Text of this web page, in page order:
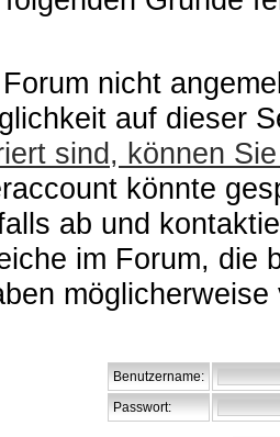
nicht
auf dieser
sind, können
könnte
ab und
im Forum, die
Benutzername:
Passwort: